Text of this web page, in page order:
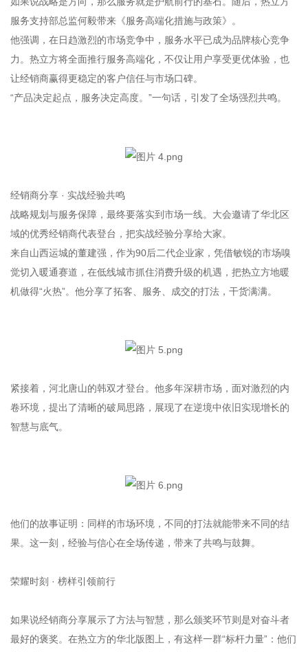
服务支持部总监何毅带来《服务高端化措施与政策》。
他强调，在日趋激烈的市场竞争中，服务水平已成为品牌核心竞争
力。热立方将全面推行服务高端化，不仅让用户享受更优体验，也
让经销商赢得更稳定的客户信任与市场口碑。
“产品决定起点，服务决定高度。”一句话，引发了全场强烈共鸣。
经销商分享 · 实战经验共鸣
战略规划与服务保障，最终要落实到市场一线。大会邀请了华北区
域的优秀经销商代表登台，把实战经验分享给大家。
来自山西运城的董建强，作为90后二代企业家，凭借敏锐的市场嗅
觉切入暖通赛道，在低线城市抓住消费升级的机遇，把热立方地暖
机做得“火热”。他分享了拓客、服务、成交的打法，干货满满。
紧接着，河北唐山的韩双才登台。他多年深耕市场，面对激烈的内
卷环境，提出了清晰的破局思路，展现了在逆境中依旧实现增长的
智慧与底气。
他们的故事证明：同样的市场环境，不同的打法就能带来不同的结
果。这一刻，经验与信心在全场传递，带来了共鸣与鼓舞。
荣耀时刻 · 榜样引领前行
如果说经销商分享展示了方法与智慧，那么颁奖环节则是对奋斗者
最好的褒奖。在热立方的华北版图上，有这样一群“标杆力量”：他们